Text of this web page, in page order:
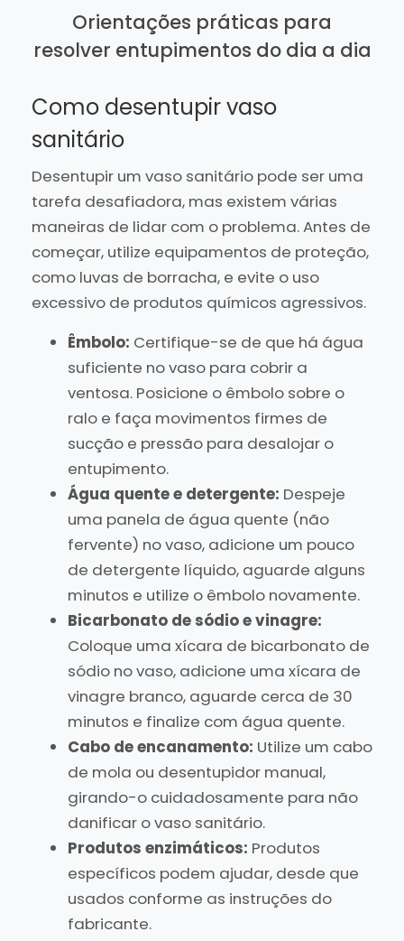
Orientações práticas para
resolver entupimentos do dia a dia
Como desentupir vaso
sanitário
Desentupir um vaso sanitário pode ser uma
tarefa desafiadora, mas existem várias
maneiras de lidar com o problema. Antes de
começar, utilize equipamentos de proteção,
como luvas de borracha, e evite o uso
excessivo de produtos químicos agressivos.
Êmbolo: Certifique-se de que há água
suficiente no vaso para cobrir a
ventosa. Posicione o êmbolo sobre o
ralo e faça movimentos firmes de
sucção e pressão para desalojar o
entupimento.
Água quente e detergente: Despeje
uma panela de água quente (não
fervente) no vaso, adicione um pouco
de detergente líquido, aguarde alguns
minutos e utilize o êmbolo novamente.
Bicarbonato de sódio e vinagre:
Coloque uma xícara de bicarbonato de
sódio no vaso, adicione uma xícara de
vinagre branco, aguarde cerca de 30
minutos e finalize com água quente.
Cabo de encanamento: Utilize um cabo
de mola ou desentupidor manual,
girando-o cuidadosamente para não
danificar o vaso sanitário.
Produtos enzimáticos: Produtos
específicos podem ajudar, desde que
usados conforme as instruções do
fabricante.